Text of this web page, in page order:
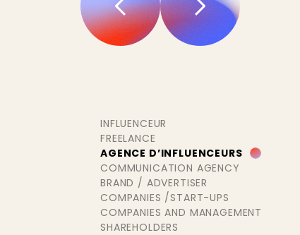
INFLUENCEUR
FREELANCE
AGENCE D’INFLUENCEURS
COMMUNICATION AGENCY
BRAND / ADVERTISER
COMPANIES /START-UPS
COMPANIES AND MANAGEMENT
SHAREHOLDERS